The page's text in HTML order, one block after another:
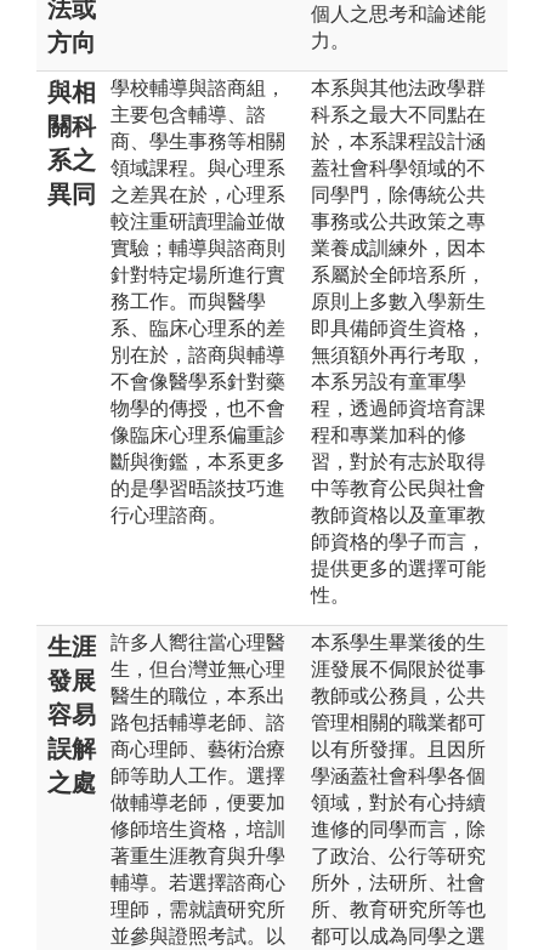
法或
方向
個人之思考和論述能
力。
與相
關科
系之
異同
學校輔導與諮商組，
主要包含輔導、諮
商、學生事務等相關
領域課程。與心理系
之差異在於，心理系
較注重研讀理論並做
實驗；輔導與諮商則
針對特定場所進行實
務工作。而與醫學
系、臨床心理系的差
別在於，諮商與輔導
不會像醫學系針對藥
物學的傳授，也不會
像臨床心理系偏重診
斷與衡鑑，本系更多
的是學習晤談技巧進
行心理諮商。
本系與其他法政學群
科系之最大不同點在
於，本系課程設計涵
蓋社會科學領域的不
同學門，除傳統公共
事務或公共政策之專
業養成訓練外，因本
系屬於全師培系所，
原則上多數入學新生
即具備師資生資格，
無須額外再行考取，
本系另設有童軍學
程，透過師資培育課
程和專業加科的修
習，對於有志於取得
中等教育公民與社會
教師資格以及童軍教
師資格的學子而言，
提供更多的選擇可能
性。
生涯
發展
容易
誤解
之處
許多人嚮往當心理醫
生，但台灣並無心理
醫生的職位，本系出
路包括輔導老師、諮
商心理師、藝術治療
師等助人工作。選擇
做輔導老師，便要加
修師培生資格，培訓
著重生涯教育與升學
輔導。若選擇諮商心
理師，需就讀研究所
並參與證照考試。以
本系學生畢業後的生
涯發展不侷限於從事
教師或公務員，公共
管理相關的職業都可
以有所發揮。且因所
學涵蓋社會科學各個
領域，對於有心持續
進修的同學而言，除
了政治、公行等研究
所外，法研所、社會
所、教育研究所等也
都可以成為同學之選